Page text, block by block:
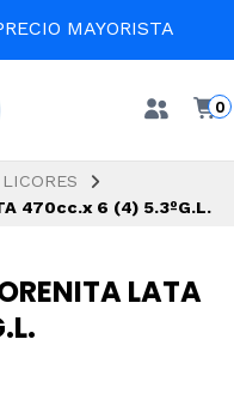
MAYORISTA
0
470cc.x 6 (4) 5.3ºG.L.
LATA